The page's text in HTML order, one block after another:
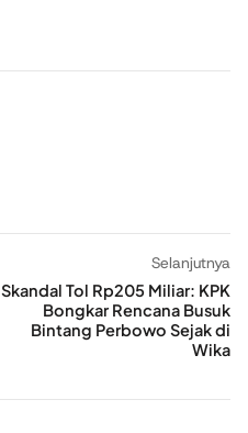
Selanjutnya
Skandal Tol Rp205 Miliar: KPK
Bongkar Rencana Busuk
Bintang Perbowo Sejak di
Wika